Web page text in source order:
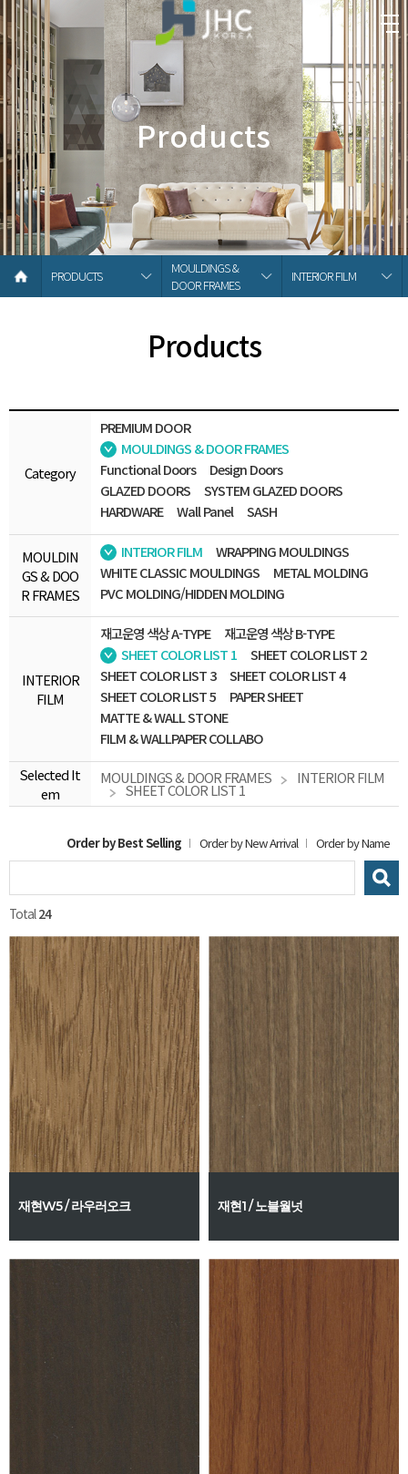
Products
PRODUCTS
MOULDINGS &
DOOR FRAMES
INTERIOR FILM
Products
Category
PREMIUM DOOR
MOULDINGS & DOOR FRAMES
Functional Doors
Design Doors
GLAZED DOORS
SYSTEM GLAZED DOORS
HARDWARE
Wall Panel SASH
MOULDIN
GS & DOO
R FRAMES
INTERIOR FILM
WRAPPING MOULDINGS
WHITE CLASSIC MOULDINGS
METAL MOLDING
PVC MOLDING/HIDDEN MOLDING
INTERIOR
FILM
재고운영 색상 A-TYPE
재고운영 색상 B-TYPE
SHEET COLOR LIST 1
SHEET COLOR LIST 2
SHEET COLOR LIST 3
SHEET COLOR LIST 4
SHEET COLOR LIST 5
PAPER SHEET
MATTE & WALL STONE
FILM & WALLPAPER COLLABO
Selected It
em
MOULDINGS & DOOR FRAMES INTERIOR FILM
SHEET COLOR LIST 1
Total24
Order by Best Selling Order by New Arrival Order by Name
재현W5 / 라우러오크 재현1 / 노블월넛